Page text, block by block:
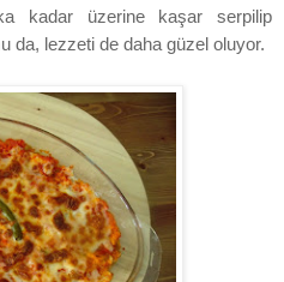
kadar üzerine kaşar serpilip
da, lezzeti de daha güzel oluyor.